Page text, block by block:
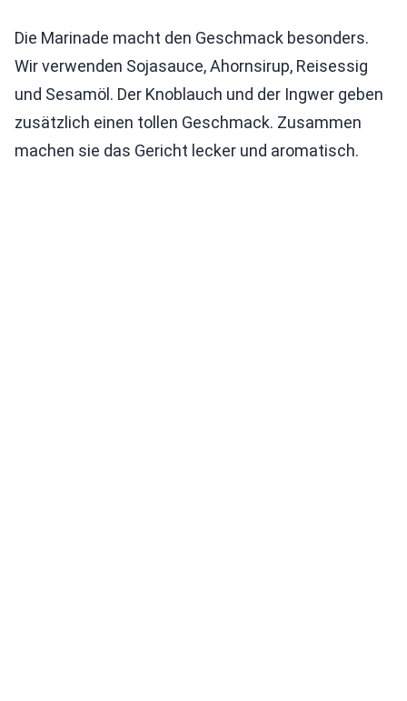
Die Marinade macht den Geschmack besonders.
Wir verwenden Sojasauce, Ahornsirup, Reisessig
und Sesamöl. Der Knoblauch und der Ingwer geben
zusätzlich einen tollen Geschmack. Zusammen
machen sie das Gericht lecker und aromatisch.